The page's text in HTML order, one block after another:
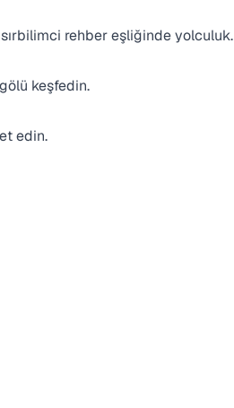
rehber eşliğinde yolculuk.
keşfedin.
edin.